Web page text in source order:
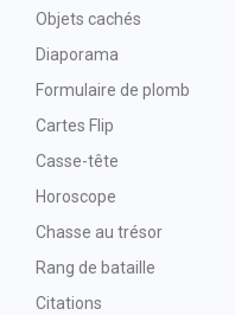
Objets cachés
Diaporama
Formulaire de plomb
Cartes Flip
Casse-tête
Horoscope
Chasse au trésor
Rang de bataille
Citations